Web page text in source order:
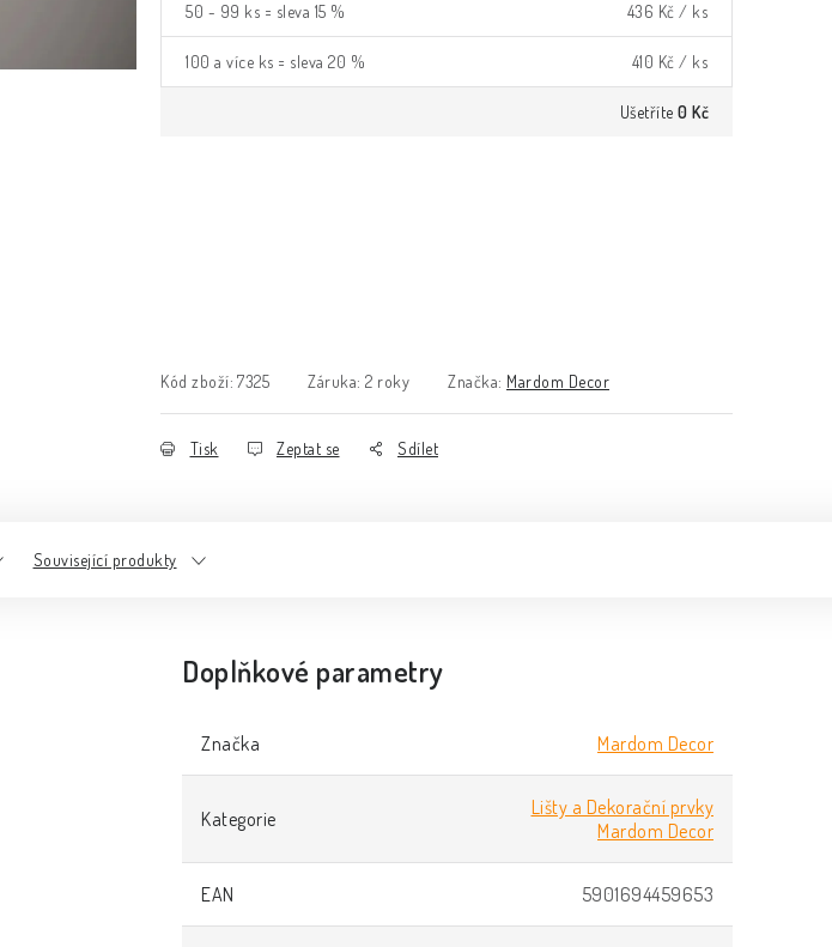
50 - 99 ks = sleva 15 % 436 Kč / ks
100 a více ks = sleva 20 % 410 Kč / ks
Ušetříte 0 Kč
Kód zboží: 7325 Záruka: 2 roky Značka: Mardom Decor
Tisk Zeptat se Sdílet
Související produkty
Doplňkové parametry
Značka Mardom Decor
Kategorie
Lišty a Dekorační prvky
Mardom Decor
EAN 5901694459653